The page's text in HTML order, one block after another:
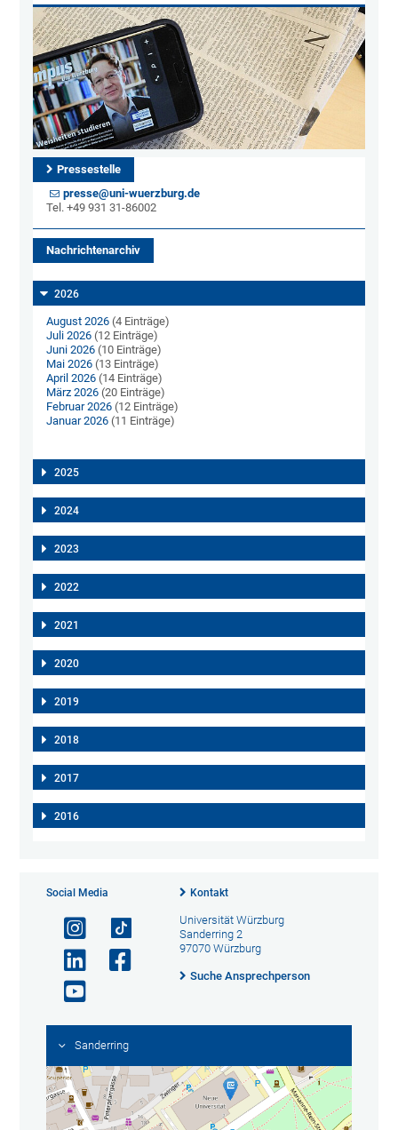
Pressestelle
presse@uni-wuerzburg.de
Tel. +49 931 31-86002
Nachrichtenarchiv
2026
August 2026 (4 Einträge)
Juli 2026 (12 Einträge)
Juni 2026 (10 Einträge)
Mai 2026 (13 Einträge)
April 2026 (14 Einträge)
März 2026 (20 Einträge)
Februar 2026 (12 Einträge)
Januar 2026 (11 Einträge)
2025
2024
2023
2022
2021
2020
2019
2018
2017
2016
Social Media Kontakt
Universität Würzburg
Sanderring 2
97070 Würzburg
Suche Ansprechperson
Sanderring